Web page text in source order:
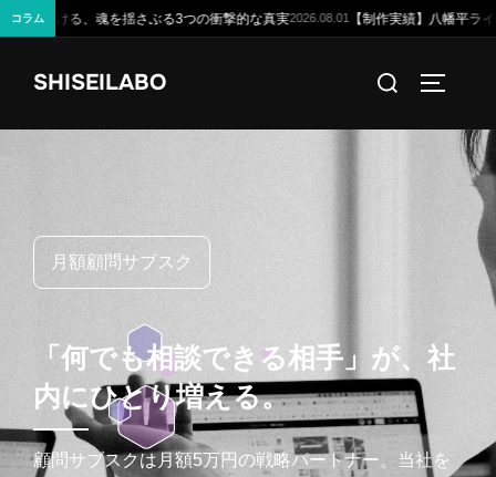
コラム
2026.08.01 【制作実績】八幡平ライジングサンホテル様の公式サイトを公開しま
SHISEILABO
検
対
月額顧問サブスク
「何でも相談でき る相手」 が、 社
内にひとり増える。
顧問サブスクは月額5万円の戦略パートナー。当社を